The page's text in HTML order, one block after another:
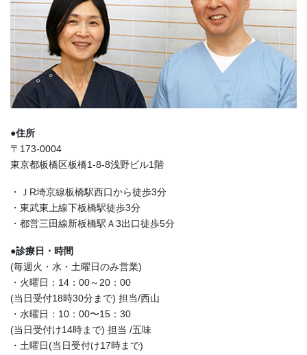
●住所
〒173-0004
東京都板橋区板橋1-8-8浅野ビル1階
・ＪR埼京線板橋駅西口から徒歩3分
・東武東上線下板橋駅徒歩3分
・都営三田線新板橋駅Ａ3出口徒歩5分
●診療日・時間
(毎週火・水・土曜日のみ営業)
・火曜日：14：00～20：00
(当日受付18時30分まで) 担当/西山
・水曜日：10：00〜15：30
(当日受付け14時まで) 担当 /五味
・土曜日(当日受付け17時まで)